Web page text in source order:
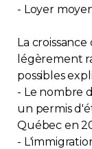
- Loyer
La
légèrement
possibles
- Le nombre
un permis
Québec en
-